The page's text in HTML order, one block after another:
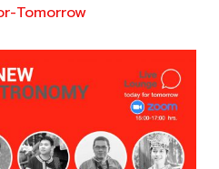
Tomorrow